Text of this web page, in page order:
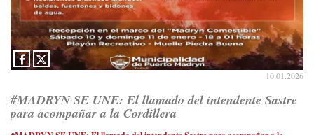
10.01.2026
#MADRYN SE UNE: El llamado del intendente Sastre
para acompañar a la Cordillera